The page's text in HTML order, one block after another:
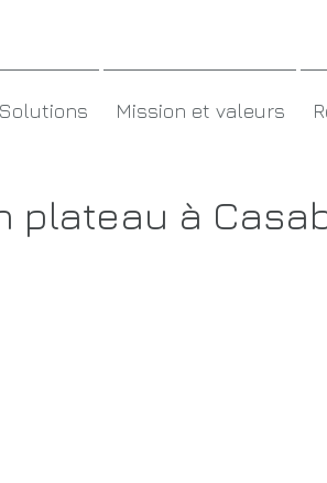
Solutions Mission et valeurs
à